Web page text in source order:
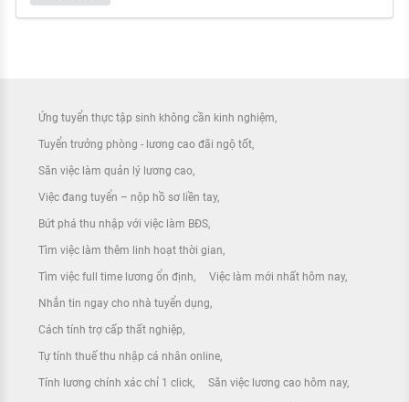
Ứng tuyển thực tập sinh không cần kinh nghiệm
Tuyển trưởng phòng - lương cao đãi ngộ tốt
Săn việc làm quản lý lương cao
Việc đang tuyển – nộp hồ sơ liền tay
Bứt phá thu nhập với việc làm BĐS
Tìm việc làm thêm linh hoạt thời gian
Tìm việc full time lương ổn định Việc làm mới nhất hôm nay
Nhắn tin ngay cho nhà tuyển dụng
Cách tính trợ cấp thất nghiệp
Tự tính thuế thu nhập cá nhân online
Tính lương chính xác chỉ 1 click Săn việc lương cao hôm nay